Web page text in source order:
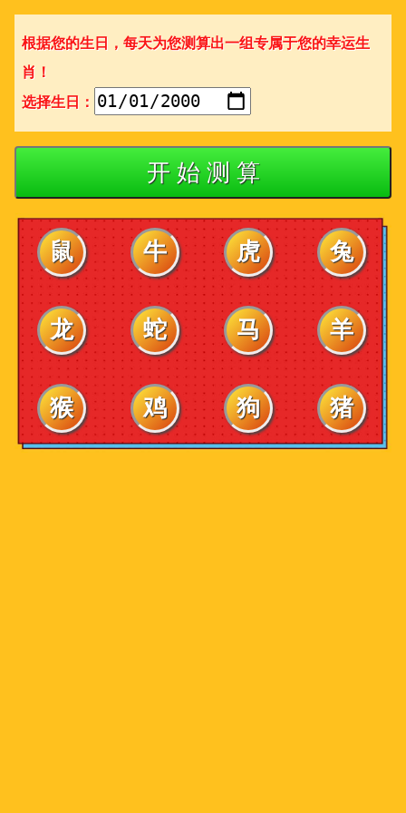
根据您的生日，每天为您测算出一组专属于您的幸运生
肖！
选择生日：
开 始 测 算
鼠 牛 虎 兔
龙 蛇 马 羊
猴 鸡 狗 猪